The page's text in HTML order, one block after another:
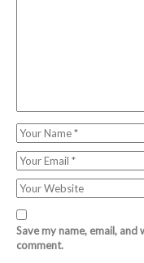
Save my name, email,
comment.